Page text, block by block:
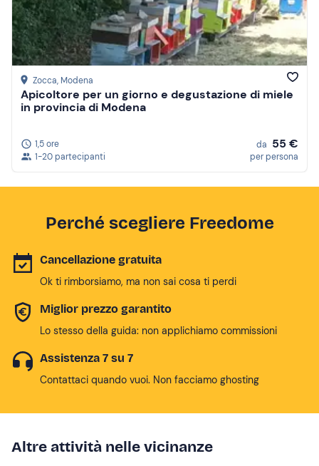
Zocca, Modena
Apicoltore per un giorno e degustazione di miele
in provincia di Modena
1,5 ore
1-20 partecipanti
da 55 €
per persona
Perché scegliere Freedome
Cancellazione gratuita
Ok ti rimborsiamo, ma non sai cosa ti perdi
Miglior prezzo garantito
Lo stesso della guida: non applichiamo commissioni
Assistenza 7 su 7
Contattaci quando vuoi. Non facciamo ghosting
Altre attività nelle vicinanze